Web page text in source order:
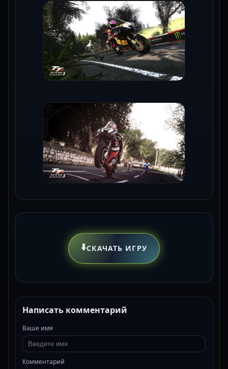
⬇️СКАЧАТЬ ИГРУ
Написать комментарий
Ваше имя
Комментарий